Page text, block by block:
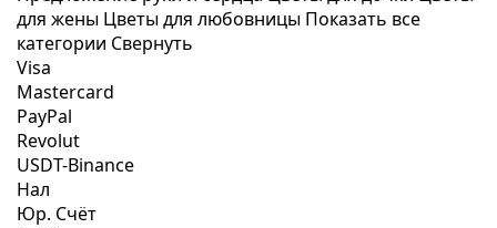
для жены Цветы для любовницы Показать все
категории Свернуть
Visa
Mastercard
PayPal
Revolut
USDT-Binance
Нал
Юр. Счёт